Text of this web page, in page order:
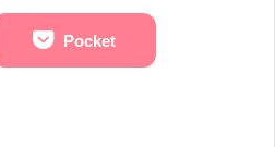
Pocket